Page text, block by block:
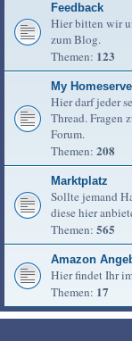
Feedback
Hier bitten wir
zum Blog.
Themen: 123
My
Hier darf jeder
Thread. Fragen
Forum.
Themen: 208
Marktplatz
Sollte jemand
diese hier
Themen: 565
Amazon
Hier findet Ihr
Themen: 17